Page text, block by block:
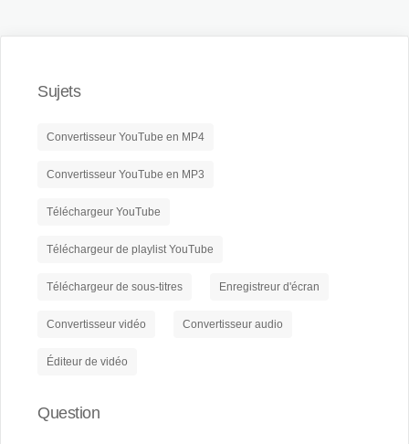
Sujets
Convertisseur YouTube en MP4
Convertisseur YouTube en MP3
Téléchargeur YouTube
Téléchargeur de playlist YouTube
Téléchargeur de sous-titres Enregistreur d'écran
Convertisseur vidéo Convertisseur audio
Éditeur de vidéo
Question